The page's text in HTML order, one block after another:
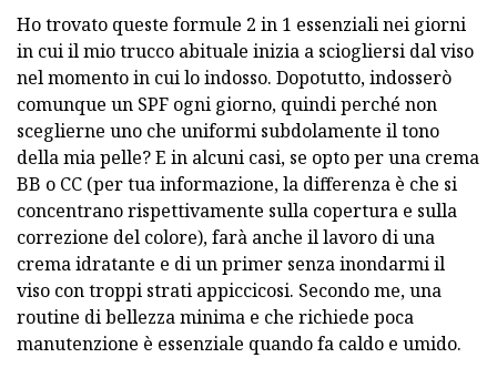
Ho trovato queste formule 2 in 1 essenziali nei giorni
in cui il mio trucco abituale inizia a sciogliersi dal viso
nel momento in cui lo indosso. Dopotutto, indosserò
comunque un SPF ogni giorno, quindi perché non
sceglierne uno che uniformi subdolamente il tono
della mia pelle? E in alcuni casi, se opto per una crema
BB o CC (per tua informazione, la differenza è che si
concentrano rispettivamente sulla copertura e sulla
correzione del colore), farà anche il lavoro di una
crema idratante e di un primer senza inondarmi il
viso con troppi strati appiccicosi. Secondo me, una
routine di bellezza minima e che richiede poca
manutenzione è essenziale quando fa caldo e umido.